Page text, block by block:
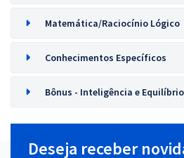
Matemática/Raciocínio Lógico
Conhecimentos Específicos
Bônus - Inteligência e
Deseja receber